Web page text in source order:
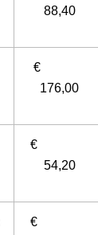
88,40
€
176,00
€
54,20
€